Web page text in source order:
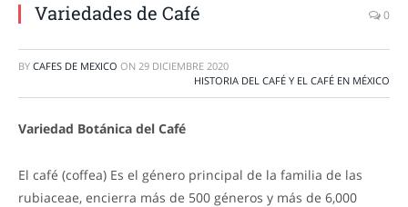
Variedades de Café 0
BY CAFES DE MEXICO ON 29 DICIEMBRE 2020
HISTORIA DEL CAFÉ Y EL CAFÉ EN MÉXICO
Variedad Botánica del Café
El café (coffea) Es el género principal de la familia de las
rubiaceae, encierra más de 500 géneros y más de 6,000